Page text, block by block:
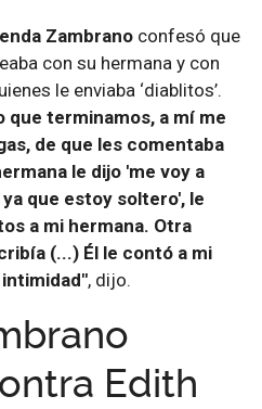
Zambrano confesó que
con su hermana y con
le enviaba ‘diablitos’.
que terminamos, a mí me
de que les comentaba
le dijo 'me voy a
que estoy soltero', le
a mi hermana. Otra
(...) Él le contó a mi
, dijo.
Edith